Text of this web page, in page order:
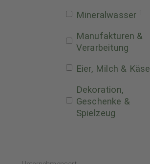
Mineralwasser
Manufakturen &
Verarbeitung
Eier, Milch & Käse
Dekoration,
Geschenke &
Spielzeug